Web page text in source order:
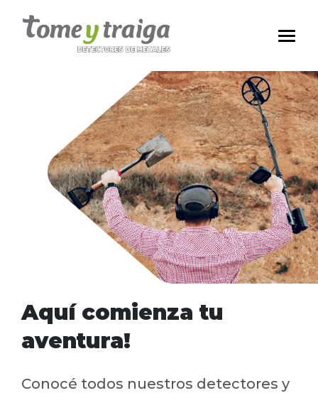
Aquí comienza tu
aventura!
Conocé todos nuestros detectores y